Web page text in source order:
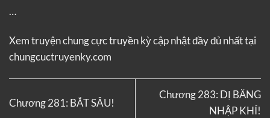
…
Xem truyệnchung cực truyền kỳcập nhật đầy đủ nhất tại
chungcuctruyenky.com
Chương 281: BẮT SÂU!
Chương 283: DỊ BĂNG
NHẬP KHÍ!